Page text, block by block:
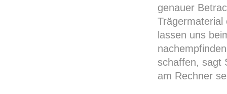
genauer
Trägermaterial
lassen uns
schaffen, sagt
am Rechner